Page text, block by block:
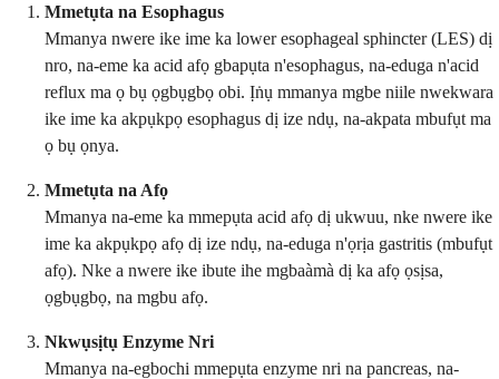
Mmetụta na Esophagus
Mmanya nwere ike ime ka lower esophageal sphincter (LES) dị
nro, na-eme ka acid afọ gbapụta n'esophagus, na-eduga n'acid
reflux ma ọ bụ ọgbụgbọ obi. Ịṅụ mmanya mgbe niile nwekwara
ike ime ka akpụkpọ esophagus dị ize ndụ, na-akpata mbufụt ma
ọ bụ ọnya.
Mmetụta na Afọ
Mmanya na-eme ka mmepụta acid afọ dị ukwuu, nke nwere ike
ime ka akpụkpọ afọ dị ize ndụ, na-eduga n'ọrịa gastritis (mbufụt
afọ). Nke a nwere ike ibute ihe mgbaàmà dị ka afọ ọsịsa,
ọgbụgbọ, na mgbu afọ.
Nkwụsịtụ Enzyme Nri
Mmanya na-egbochi mmepụta enzyme nri na pancreas, na-